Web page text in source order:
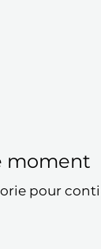
moment
pour